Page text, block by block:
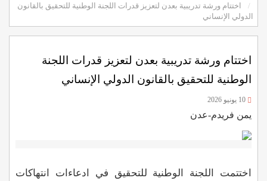
اختتام ورشة تدريبية بعدن لتعزيز قدرات اللجنة الوطنية للتحقيق بالقانون
الدولي الإنساني
اختتام ورشة تدريبية بعدن لتعزيز قدرات اللجنة
الوطنية للتحقيق بالقانون الدولي الإنساني
يمن فريدم-عدن
اختتمت اللجنة الوطنية للتحقيق في ادعاءات انتهاكات